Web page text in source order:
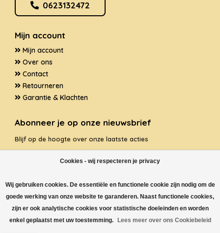
Cookies - wij respecteren je privacy
Wij gebruiken cookies. De essentiële en functionele cookie zijn nodig om de
goede werking van onze website te garanderen. Naast functionele cookies,
zijn er ook analytische cookies voor statistische doeleinden en worden
enkel geplaatst met uw toestemming.
Lees meer over ons Cookiebeleid
0623132472
Mijn account
Mijn account
Over ons
Contact
Retourneren
Garantie & Klachten
Abonneer je op onze nieuwsbrief
Blijf op de hoogte over onze laatste acties
ABONNEER